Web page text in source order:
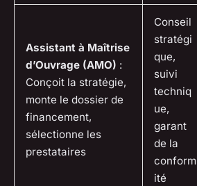
Assistant à Maîtrise
d’Ouvrage (AMO) :
Conçoit la stratégie,
monte le dossier de
financement,
sélectionne les
prestataires
Conseil
stratégi
que,
suivi
techniq
ue,
garant
de la
conform
ité